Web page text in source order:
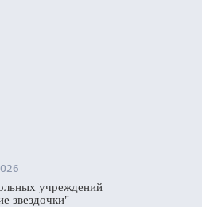
учреждений
звездочки"